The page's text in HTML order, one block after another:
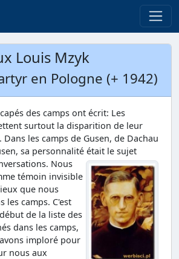
Louis Mzyk
en Pologne (+ 1942)
des camps ont écrit: Les
surtout la disparition de leur
les camps de Gusen, de Dachau
sa personnalité était le sujet
Nous
témoin invisible
que nous
les camps. C'est
de la liste des
dans les camps,
imploré pour
nous aux